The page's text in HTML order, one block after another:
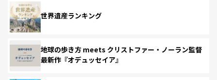
世界遺産ランキング
地球の歩き方 meets クリストファー・ノーラン監督
最新作『オデュッセイア』